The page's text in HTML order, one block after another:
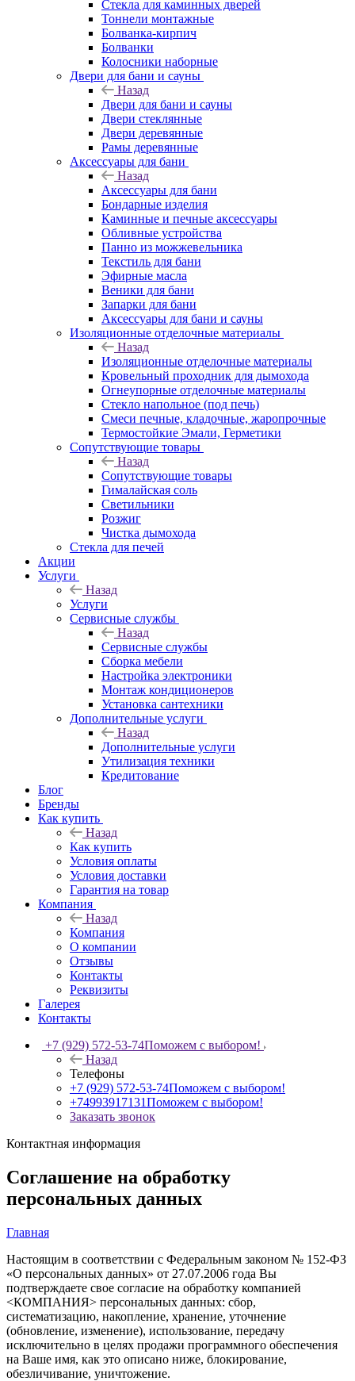
Стекла для каминных дверей
Тоннели монтажные
Болванка-кирпич
Болванки
Колосники наборные
Двери для бани и сауны
Назад
Двери для бани и сауны
Двери стеклянные
Двери деревянные
Рамы деревянные
Аксессуары для бани
Назад
Аксессуары для бани
Бондарные изделия
Каминные и печные аксессуары
Обливные устройства
Панно из можжевельника
Текстиль для бани
Эфирные масла
Веники для бани
Запарки для бани
Аксессуары для бани и сауны
Изоляционные отделочные материалы
Назад
Изоляционные отделочные материалы
Кровельный проходник для дымохода
Огнеупорные отделочные материалы
Стекло напольное (под печь)
Смеси печные, кладочные, жаропрочные
Термостойкие Эмали, Герметики
Сопутствующие товары
Назад
Сопутствующие товары
Гималайская соль
Светильники
Розжиг
Чистка дымохода
Стекла для печей
Акции
Услуги
Назад
Услуги
Сервисные службы
Назад
Сервисные службы
Сборка мебели
Настройка электроники
Монтаж кондиционеров
Установка сантехники
Дополнительные услуги
Назад
Дополнительные услуги
Утилизация техники
Кредитование
Блог
Бренды
Как купить
Назад
Как купить
Условия оплаты
Условия доставки
Гарантия на товар
Компания
Назад
Компания
О компании
Отзывы
Контакты
Реквизиты
Галерея
Контакты
+7 (929) 572-53-74Поможем с выбором!
Назад
Телефоны
+7 (929) 572-53-74Поможем с выбором!
+74993917131Поможем с выбором!
Заказать звонок
Контактная информация
Соглашение на обработку
персональных данных
Главная
Настоящим в соответствии с Федеральным законом № 152-ФЗ
«О персональных данных» от 27.07.2006 года Вы
подтверждаете свое согласие на обработку компанией
<КОМПАНИЯ> персональных данных: сбор,
систематизацию, накопление, хранение, уточнение
(обновление, изменение), использование, передачу
исключительно в целях продажи программного обеспечения
на Ваше имя, как это описано ниже, блокирование,
обезличивание, уничтожение.